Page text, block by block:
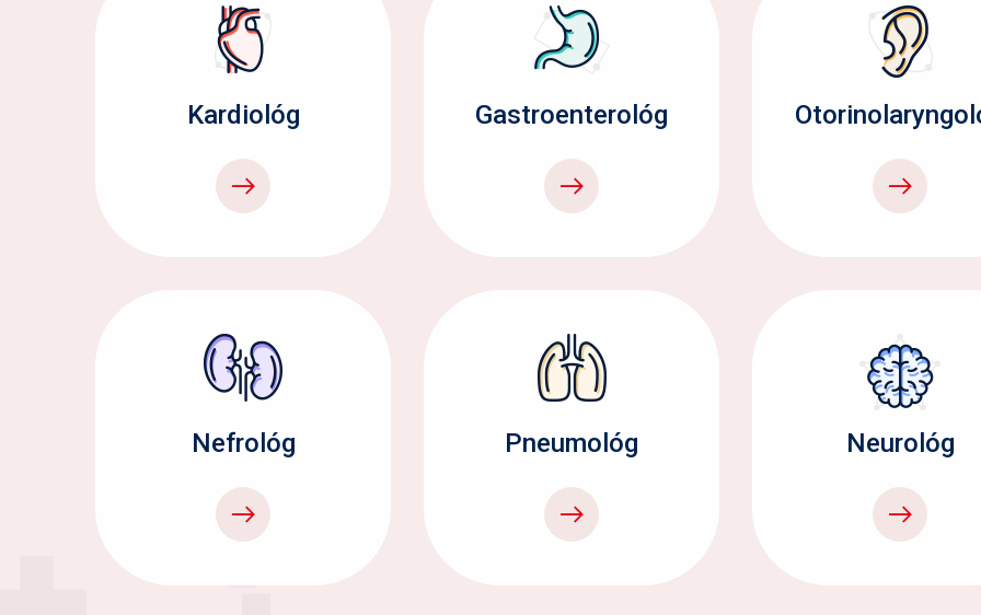
Kardiológ Gastroenterológ
Nefrológ Pneumológ Neurológ